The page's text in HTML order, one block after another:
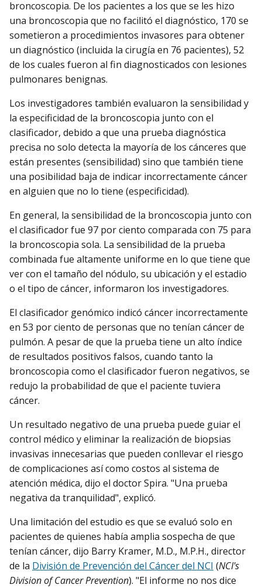
broncoscopia. De los pacientes a los que se les hizo
una broncoscopia que no facilitó el diagnóstico, 170 se
sometieron a procedimientos invasores para obtener
un diagnóstico (incluida la cirugía en 76 pacientes), 52
de los cuales fueron al fin diagnosticados con lesiones
pulmonares benignas.
Los investigadores también evaluaron la sensibilidad y
la especificidad de la broncoscopia junto con el
clasificador, debido a que una prueba diagnóstica
precisa no solo detecta la mayoría de los cánceres que
están presentes (sensibilidad) sino que también tiene
una posibilidad baja de indicar incorrectamente cáncer
en alguien que no lo tiene (especificidad).
En general, la sensibilidad de la broncoscopia junto con
el clasificador fue 97 por ciento comparada con 75 para
la broncoscopia sola. La sensibilidad de la prueba
combinada fue altamente uniforme en lo que tiene que
ver con el tamaño del nódulo, su ubicación y el estadio
o el tipo de cáncer, informaron los investigadores.
El clasificador genómico indicó cáncer incorrectamente
en 53 por ciento de personas que no tenían cáncer de
pulmón. A pesar de que la prueba tiene un alto índice
de resultados positivos falsos, cuando tanto la
broncoscopia como el clasificador fueron negativos, se
redujo la probabilidad de que el paciente tuviera
cáncer.
Un resultado negativo de una prueba puede guiar el
control médico y eliminar la realización de biopsias
invasivas innecesarias que pueden conllevar el riesgo
de complicaciones así como costos al sistema de
atención médica, dijo el doctor Spira. "Una prueba
negativa da tranquilidad", explicó.
Una limitación del estudio es que se evaluó solo en
pacientes de quienes había amplia sospecha de que
tenían cáncer, dijo Barry Kramer, M.D., M.P.H., director
de la División de Prevención del Cáncer del NCI (NCI's
Division of Cancer Prevention). "El informe no nos dice